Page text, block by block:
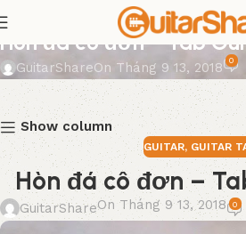
GUITAR
Hòn đá cô đơn – Tab
GuitarShareOn Tháng 9 13, 2018 0
Show column
GUITAR, GUITAR
Hòn đá cô đơn –
GuitarShareOn Tháng 9 13, 2018 0